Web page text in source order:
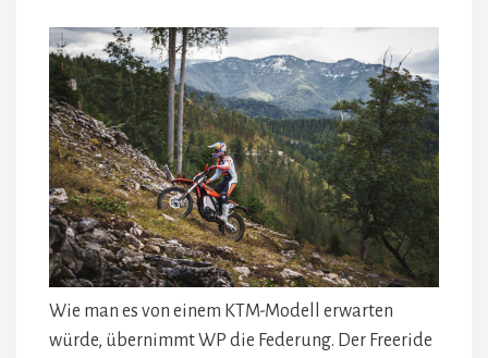
Wie man es von einem KTM-Modell erwarten
würde, übernimmt WP die Federung. Der Freeride